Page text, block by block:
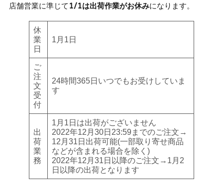
店舗営業に準じて 1/1は出荷作業がお休みになります。
休
業
日
1月1日
ご
注
文
受
付
24時間365日いつでもお受けしていま
す
出
荷
業
務
1月1日は出荷がございません
2022年12月30日23:59までのご注文→
12月31日出荷可能(一部取り寄せ商品
などが含まれる場合を除く)
2022年12月31日以降のご注文→1月2
日以降の出荷となります